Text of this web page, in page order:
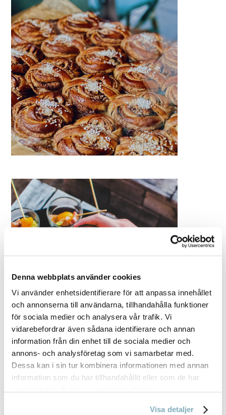
Denna webbplats använder cookies
Vi använder enhetsidentifierare för att anpassa innehållet
och annonserna till användarna, tillhandahålla funktioner
för sociala medier och analysera vår trafik. Vi
vidarebefordrar även sådana identifierare och annan
information från din enhet till de sociala medier och
annons- och analysföretag som vi samarbetar med.
Dessa kan i sin tur kombinera informationen med annan
information som du har tillhandahållit eller som de har
Visa detaljer